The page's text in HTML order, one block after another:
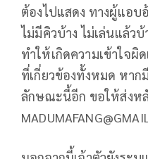
ต้องไปแสดง ทางผู้แอบ
ไม่มีคิวบ้าง ไม่เล่นแล้ว
ทำให้เกิดความเข้าใจผิ
ที่เกี่ยวข้องทั้งหมด หาก
ลักษณะนี้อีก ขอให้ส่งห